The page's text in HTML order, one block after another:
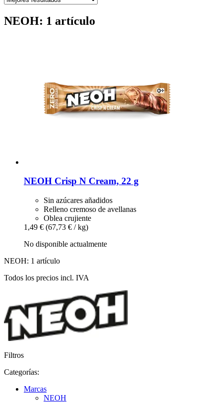
NEOH: 1 artículo
NEOH Crisp N Cream, 22 g
Sin azúcares añadidos
Relleno cremoso de avellanas
Oblea crujiente
1,49 € (67,73 € / kg)
No disponible actualmente
NEOH: 1 artículo
Todos los precios incl. IVA
Filtros
Categorías:
Marcas
NEOH